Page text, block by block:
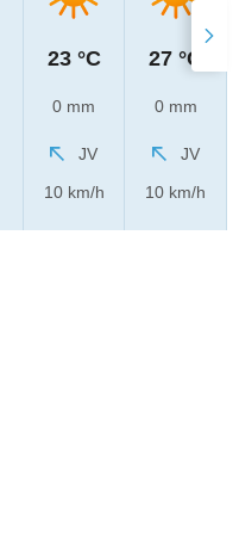
23 °C
0 mm
JV
10 km/h
27 °C
0 mm
JV
10 km/h